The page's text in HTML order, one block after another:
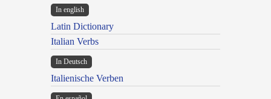
In english
Latin Dictionary
Italian Verbs
In Deutsch
Italienische Verben